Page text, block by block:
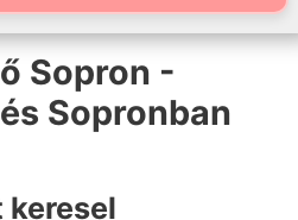
Sopron -
Sopronban